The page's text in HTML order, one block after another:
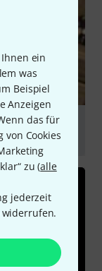
ein
was
Beispiel
Anzeigen
das für
von Cookies
zu (alle
jederzeit
widerrufen.
Cab